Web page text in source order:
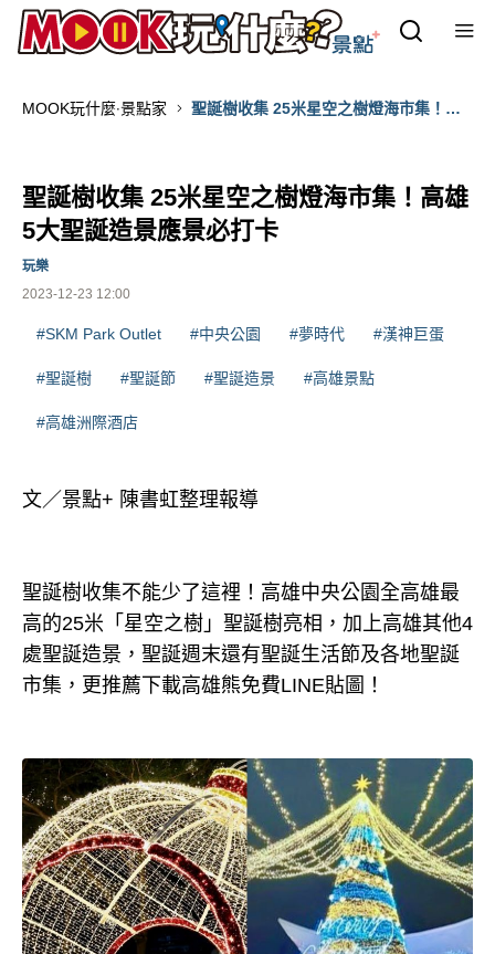
MOOK玩什麼‧景點家
聖誕樹收集 25米星空之樹燈海市集！高
聖誕樹收集 25米星空之樹燈海市集！高雄
5大聖誕造景應景必打卡
2023-12-23 12:00
玩樂
#SKM Park Outlet #中央公園 #夢時代 #漢神巨蛋
#聖誕樹 #聖誕節 #聖誕造景 #高雄景點
#高雄洲際酒店
文／景點+ 陳書虹整理報導
聖誕樹收集不能少了這裡！高雄中央公園全高雄最
高的25米「星空之樹」聖誕樹亮相，加上高雄其他4
處聖誕造景，聖誕週末還有聖誕生活節及各地聖誕
市集，更推薦下載高雄熊免費LINE貼圖！